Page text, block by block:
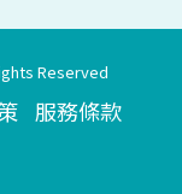
Reserved
服務條款